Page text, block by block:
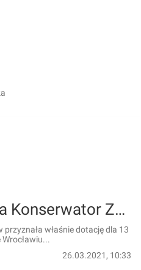
Wrocław: Miejska Konserwator Zabytków rozdysponowała 2,5 miliona złotych [LISTA]
właśnie dotację dla 13
26.03.2021, 10:33